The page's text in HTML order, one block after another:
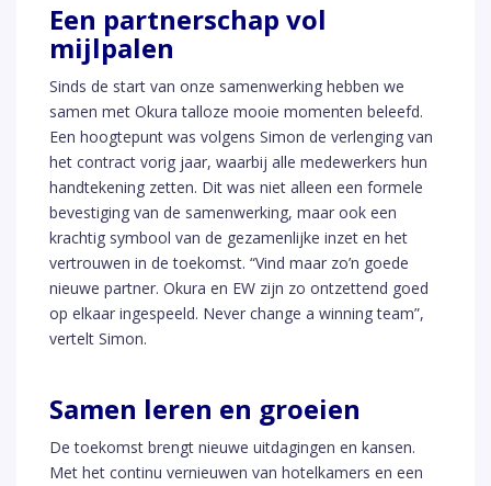
Een partnerschap vol
mijlpalen
Sinds de start van onze samenwerking hebben we
samen met Okura talloze mooie momenten beleefd.
Een hoogtepunt was volgens Simon de verlenging van
het contract vorig jaar, waarbij alle medewerkers hun
handtekening zetten. Dit was niet alleen een formele
bevestiging van de samenwerking, maar ook een
krachtig symbool van de gezamenlijke inzet en het
vertrouwen in de toekomst. “Vind maar zo’n goede
nieuwe partner. Okura en EW zijn zo ontzettend goed
op elkaar ingespeeld. Never change a winning team”,
vertelt Simon.
Samen leren en groeien
De toekomst brengt nieuwe uitdagingen en kansen.
Met het continu vernieuwen van hotelkamers en een